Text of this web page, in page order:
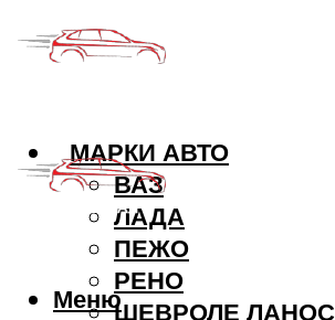
МАРКИ АВТО
ВАЗ
ЛАДА
ПЕЖО
РЕНО
ШЕВРОЛЕ ЛАНОС
Меню